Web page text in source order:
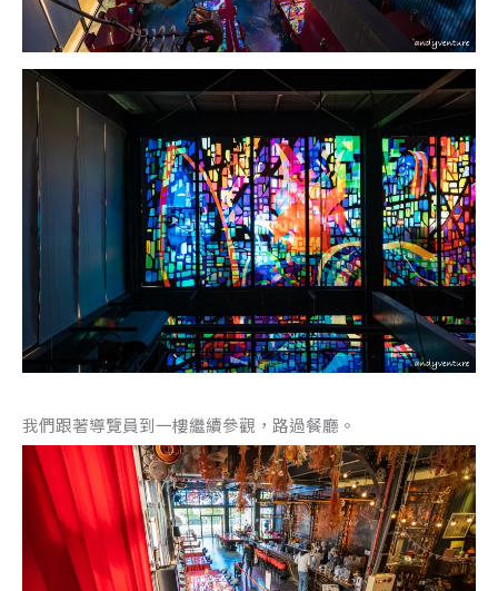
我們跟著導覽員到一樓繼續參觀，路過餐廳。